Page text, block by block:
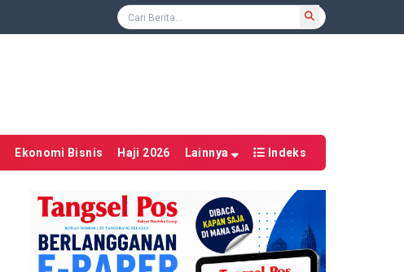
Ekonomi Bisnis Haji 2026 Lainnya Indeks